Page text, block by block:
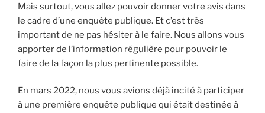
Mais surtout, vous allez pouvoir donner votre avis dans
le cadre d’une enquête publique. Et c’est très
important de ne pas hésiter à le faire. Nous allons vous
apporter de l’information régulière pour pouvoir le
faire de la façon la plus pertinente possible.
En mars 2022, nous vous avions déjà incité à participer
à une première enquête publique qui était destinée à